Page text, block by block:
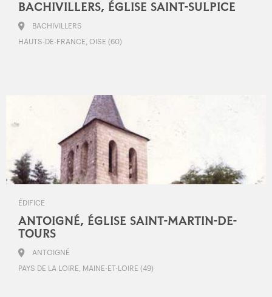
BACHIVILLERS, ÉGLISE SAINT-SULPICE
BACHIVILLERS
HAUTS-DE-FRANCE, OISE (60)
ÉDIFICE
ANTOIGNÉ, ÉGLISE SAINT-MARTIN-DE-
TOURS
ANTOIGNÉ
PAYS DE LA LOIRE, MAINE-ET-LOIRE (49)